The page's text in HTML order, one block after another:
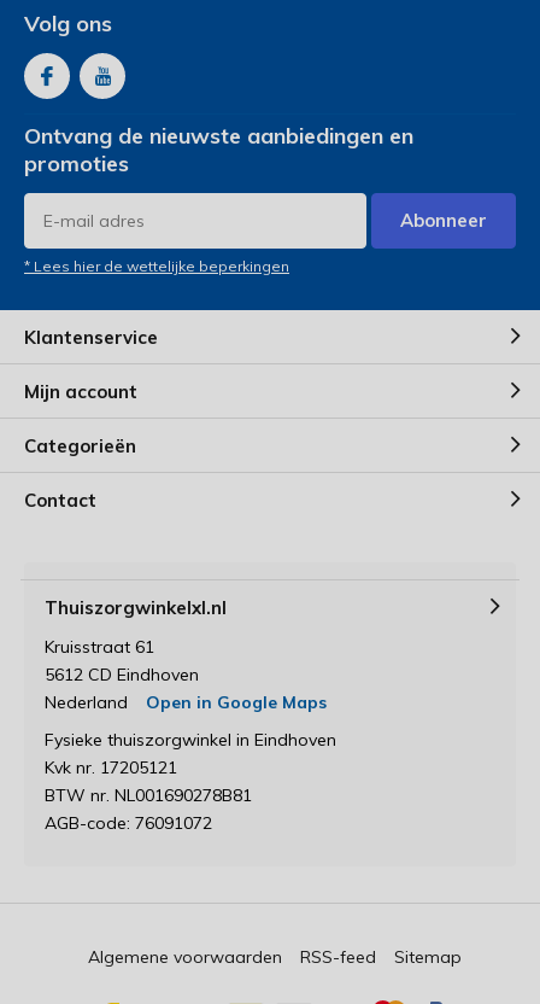
Volg ons
Ontvang de nieuwste aanbiedingen en
promoties
Abonneer
* Lees hier de wettelijke beperkingen
Klantenservice
Mijn account
Categorieën
Contact
Thuiszorgwinkelxl.nl
Kruisstraat 61
5612 CD Eindhoven
Nederland
Open in Google Maps
Fysieke thuiszorgwinkel in Eindhoven
Kvk nr. 17205121
BTW nr. NL001690278B81
AGB-code: 76091072
Algemene voorwaarden RSS-feed Sitemap